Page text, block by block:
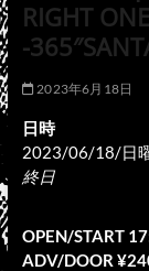
RIGHT
-
2023年6月18日
日時
2023/06/18/日
終日
OPEN/START
ADV/DOOR